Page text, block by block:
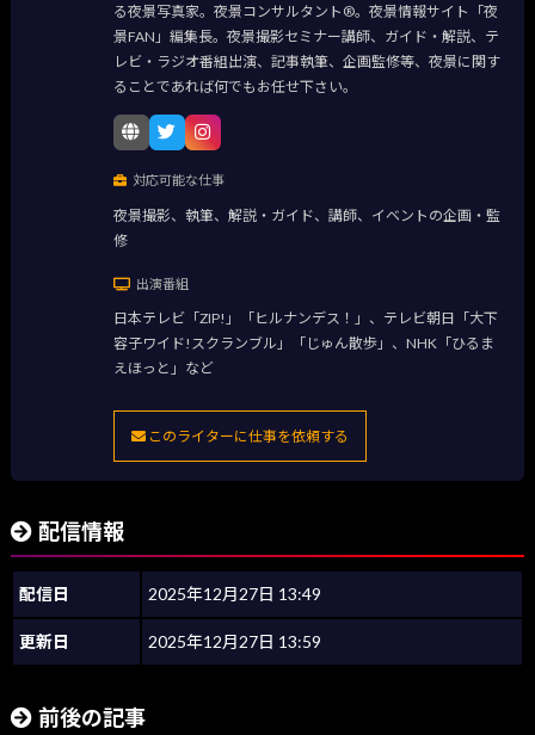
る夜景写真家。夜景コンサルタント®。夜景情報サイト「夜
景FAN」編集長。夜景撮影セミナー講師、ガイド・解説、テ
レビ・ラジオ番組出演、記事執筆、企画監修等、夜景に関す
ることであれば何でもお任せ下さい。
対応可能な仕事
夜景撮影、執筆、解説・ガイド、講師、イベントの企画・監
修
出演番組
日本テレビ「ZIP!」「ヒルナンデス！」、テレビ朝日「大下
容子ワイド!スクランブル」「じゅん散歩」、NHK「ひるま
えほっと」など
このライターに仕事を依頼する
配信情報
配信日 2025年12月27日 13:49
更新日 2025年12月27日 13:59
前後の記事